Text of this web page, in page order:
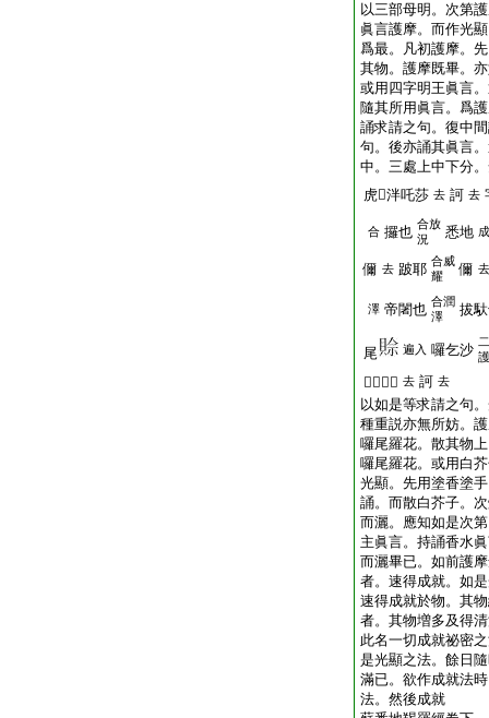
以三部母明。次第
眞言護摩。而作光
爲最。凡初護摩。
其物。護摩既畢。
或用四字明王眞言
隨其所用眞言。爲
誦求請之句。復中
句。後亦誦其眞言
中。三處上中下分
虎𤙖泮吒莎 去 訶 去
合 攞也 合放
況
悉地 成
儞 去 跛耶 合威
耀
儞 去
澤 帝闍也 合潤
澤
拔
尾 遍入 囉乞沙
𤙖泮吒莎 去 訶 去
以如是等求請之句
種重説亦無所妨。
囉尾羅花。散其物
囉尾羅花。或用白
光顯。先用塗香塗
誦。而散白芥子。
而灑。應知如是次
主眞言。持誦香水
而灑畢已。如前護
者。速得成就。如
速得成就於物。其
者。其物増多及得
此名一切成就祕密
是光顯之法。餘日
滿已。欲作成就法
法。然後成就